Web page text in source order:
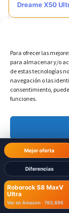
Para ofrecer las
para almacenar y/o
de estas tecnologías
navegación o las
consentimiento,
funciones.
Política
Mejor oferta
Diferencias
Roborock S8 MaxV
Ultra
Ver en Amazon · 783,69€
Dreame X50
Roborock S8
Dreame X50
Ancho de la
Roborock S8